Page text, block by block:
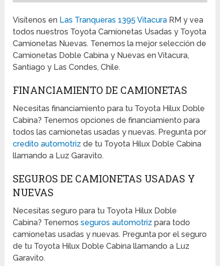
Visítenos en Las Tranqueras 1395 Vitacura RM y vea
todos nuestros Toyota Camionetas Usadas ​​y Toyota
Camionetas Nuevas. Tenemos la mejor selección de
Camionetas Doble Cabina y Nuevas en Vitacura,
Santiago y Las Condes, Chile.
FINANCIAMIENTO DE CAMIONETAS
Necesitas financiamiento para tu Toyota Hilux Doble
Cabina? Tenemos opciones de financiamiento para
todos las camionetas usadas y nuevas. Pregunta por
credito automotriz de tu Toyota Hilux Doble Cabina
llamando a Luz Garavito.
SEGUROS DE CAMIONETAS USADAS Y
NUEVAS
Necesitas seguro para tu Toyota Hilux Doble
Cabina? Tenemosseguros automotriz para todo
camionetas usadas y nuevas. Pregunta por el seguro
de tu Toyota Hilux Doble Cabina llamando a Luz
Garavito.